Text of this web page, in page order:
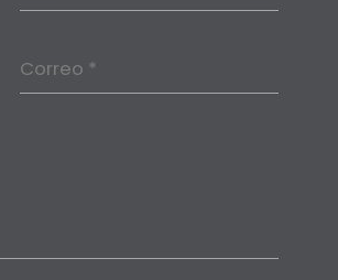
Correo *